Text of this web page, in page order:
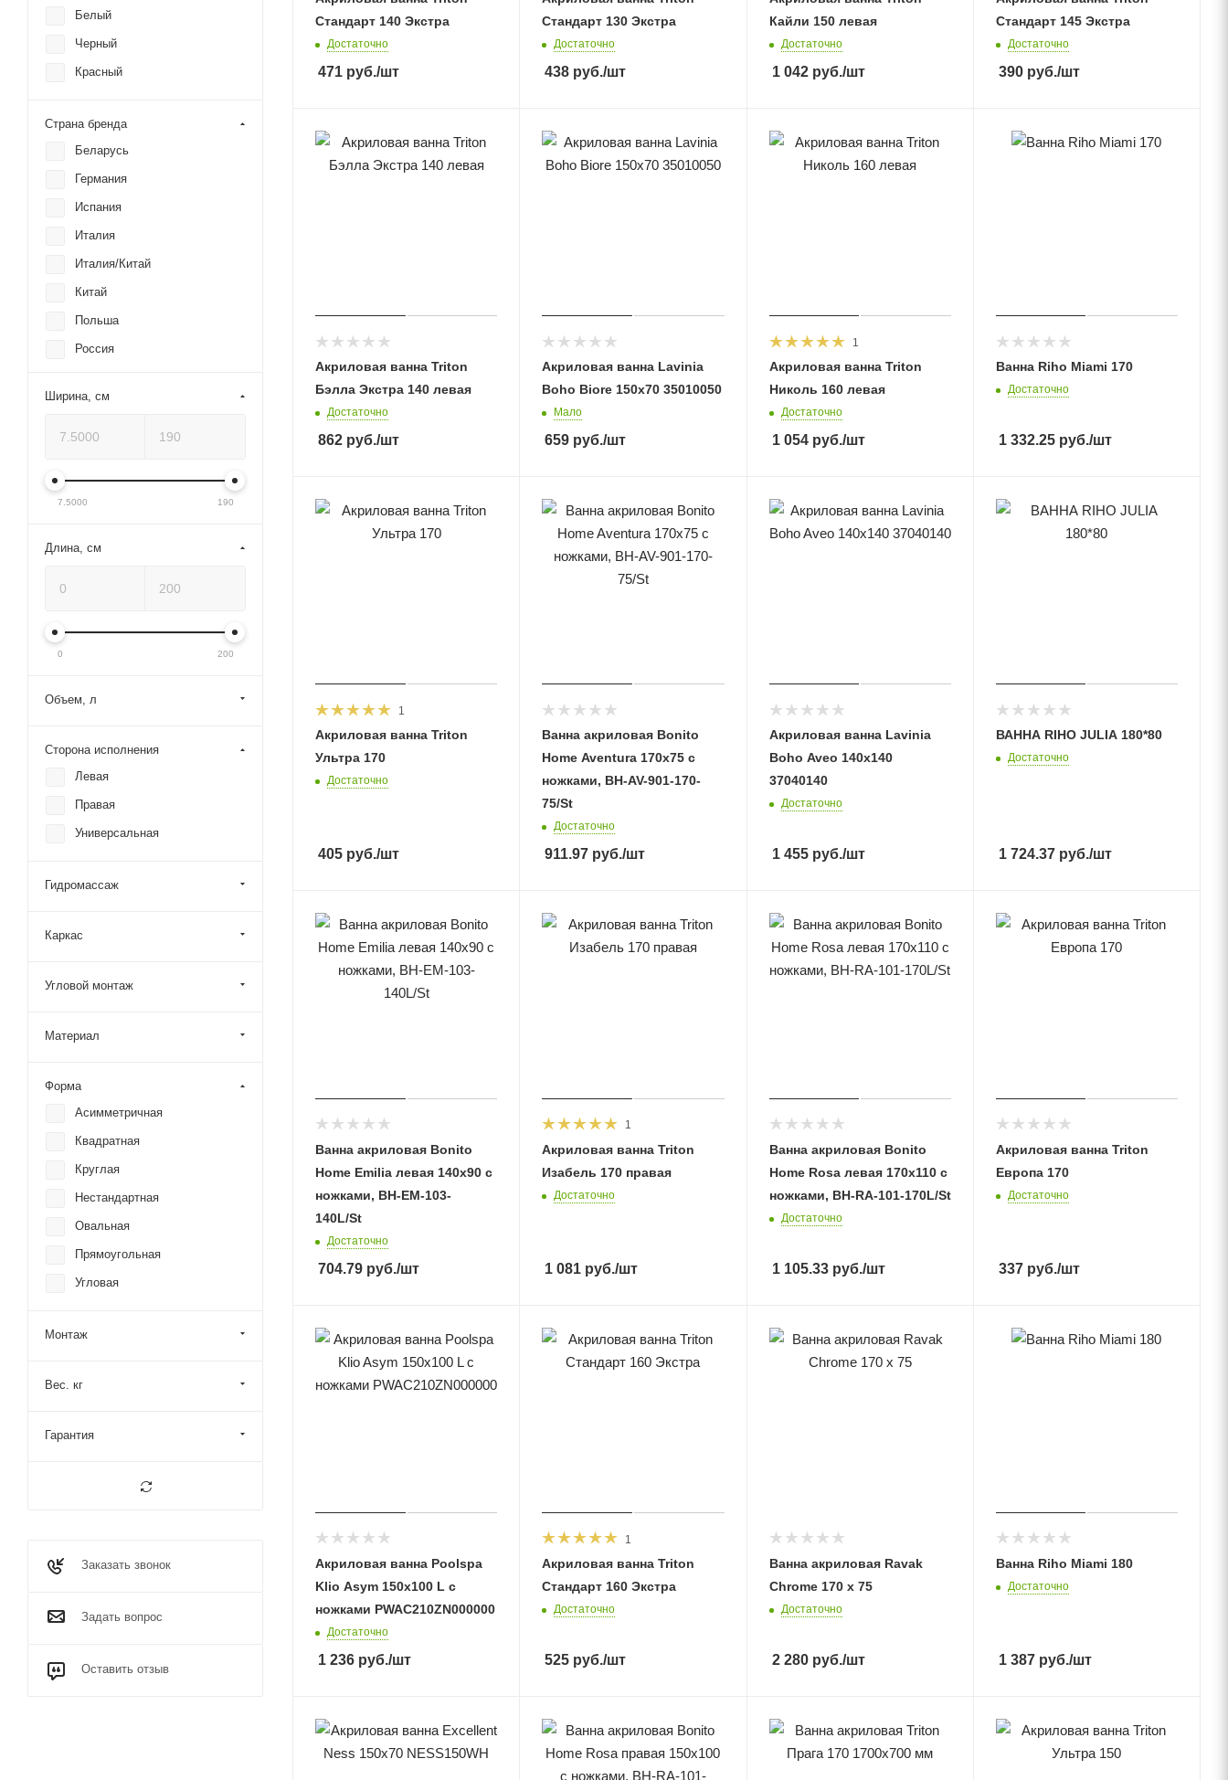
Стандарт 140 Экстра
Достаточно
471 руб./шт
Стандарт 130 Экстра
Достаточно
438 руб./шт
Кайли 150 левая
Достаточно
1 042руб./шт
Стандарт 145 Экстра
Достаточно
390руб./шт
Акриловая ванна Triton
Бэлла Экстра 140 левая
Достаточно
862 руб./шт
Акриловая ванна Lavinia
Boho Biore 150x70 35010050
Мало
659 руб./шт
1
Акриловая ванна Triton
Николь 160 левая
Достаточно
1 054руб./шт
Ванна Riho Miami 170
Достаточно
1 332.25руб./шт
1
Акриловая ванна Triton
Ультра 170
Достаточно
405 руб./шт
Ванна акриловая Bonito
Home Aventura 170х75 с
ножками, BH-AV-901-170-
75/St
Достаточно
911.97 руб./шт
Акриловая ванна Lavinia
Boho Aveo 140х140
37040140
Достаточно
1 455руб./шт
ВАННА RIHO JULIA 180*80
Достаточно
1 724.37руб./шт
Ванна акриловая Bonito
Home Emilia левая 140х90 с
ножками, BH-EM-103-
140L/St
Достаточно
704.79 руб./шт
1
Акриловая ванна Triton
Изабель 170 правая
Достаточно
1 081 руб./шт
Ванна акриловая Bonito
Home Rosa левая 170х110 с
ножками, BH-RA-101-170L/St
Достаточно
1 105.33руб./шт
Акриловая ванна Triton
Европа 170
Достаточно
337руб./шт
Акриловая ванна Poolspa
Klio Asym 150x100 L с
ножками PWAC210ZN000000
Достаточно
1 236 руб./шт
1
Акриловая ванна Triton
Стандарт 160 Экстра
Достаточно
525 руб./шт
Ванна акриловая Ravak
Chrome 170 x 75
Достаточно
2 280руб./шт
Ванна Riho Miami 180
Достаточно
1 387руб./шт
Jacob Delafon
Kolpa-San
Triton
Vincea
Wellsee
Белый
Черный
Красный
Страна бренда
Беларусь
Германия
Испания
Италия
Италия/Китай
Китай
Польша
Россия
Франция
Чехия
Ширина, см
7.5000 190
Длина, см
0 200
Объем, л
Сторона исполнения
Левая
Правая
Универсальная
Гидромассаж
Каркас
Угловой монтаж
Материал
Форма
Асимметричная
Квадратная
Круглая
Нестандартная
Овальная
Прямоугольная
Угловая
Монтаж
Вес. кг
Гарантия
Заказать звонок
Задать вопрос
Оставить отзыв